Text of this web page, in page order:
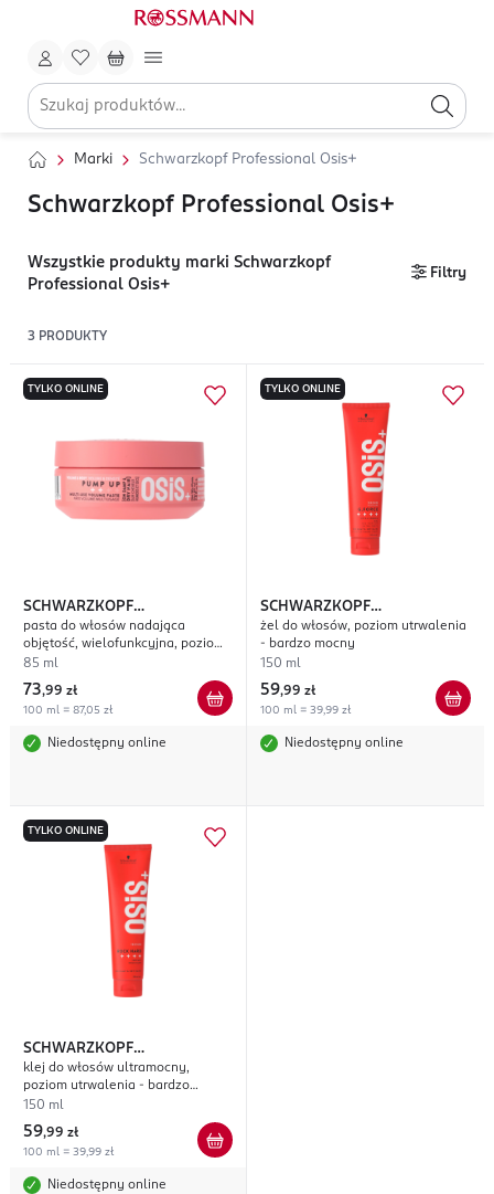
Marki Schwarzkopf Professional Osis+
Schwarzkopf Professional Osis+
Wszystkie produkty marki Schwarzkopf
Professional Osis+
Filtry
3 PRODUKTY
TYLKO ONLINE
SCHWARZKOPF
PROFESSIONAL OSIS+
Up
pasta do włosów nadająca
objętość, wielofunkcyjna, poziom
utrwalenia - średni
85 ml
73,99 zł
100 ml = 87,05 zł
Niedostępny online
TYLKO ONLINE
SCHWARZKOPF
PROFESSIONAL OSIS+
G.Force
żel do włosów, poziom utrwalenia
- bardzo mocny
150 ml
59,99 zł
100 ml = 39,99 zł
Niedostępny online
TYLKO ONLINE
SCHWARZKOPF
PROFESSIONAL OSIS+ Rock
Hard
klej do włosów ultramocny,
poziom utrwalenia - bardzo
mocny
150 ml
59,99 zł
100 ml = 39,99 zł
Niedostępny online